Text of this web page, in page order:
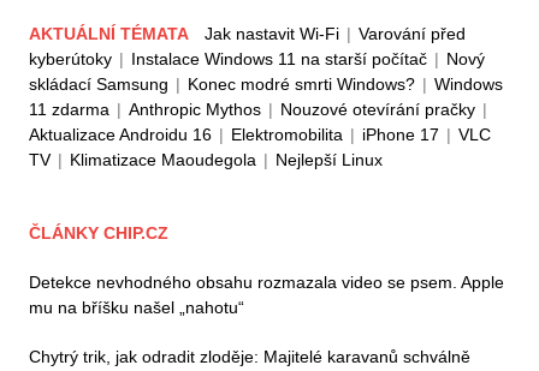
AKTUÁLNÍ TÉMATA Jak nastavit Wi-Fi | Varování před
kyberútoky | Instalace Windows 11 na starší počítač | Nový
skládací Samsung | Konec modré smrti Windows? | Windows
11 zdarma | Anthropic Mythos | Nouzové otevírání pračky |
Aktualizace Androidu 16 | Elektromobilita | iPhone 17 | VLC
TV | Klimatizace Maoudegola | Nejlepší Linux
ČLÁNKY CHIP.CZ
Detekce nevhodného obsahu rozmazala video se psem. Apple
mu na bříšku našel „nahotu“
Chytrý trik, jak odradit zloděje: Majitelé karavanů schválně